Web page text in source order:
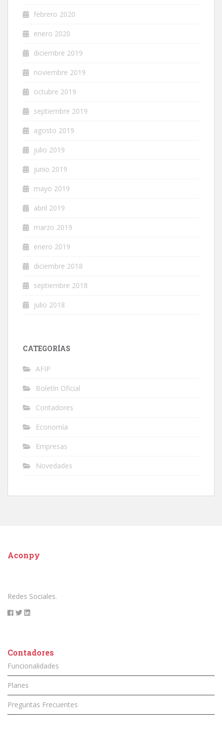
febrero 2020
enero 2020
diciembre 2019
noviembre 2019
octubre 2019
septiembre 2019
agosto 2019
julio 2019
junio 2019
mayo 2019
abril 2019
marzo 2019
enero 2019
diciembre 2018
septiembre 2018
julio 2018
CATEGORÍAS
AFIP
Boletín Oficial
Contadores
Economía
Empresas
Novedades
Aconpy
Redes Sociales.
Contadores
Funcionalidades
Planes
Preguntas Frecuentes